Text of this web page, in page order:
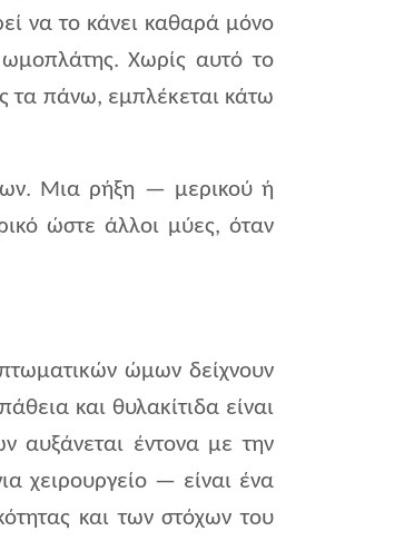
να το κάνει καθαρά μόνο
Χωρίς αυτό το
τα πάνω, εμπλέκεται κάτω
Μια ρήξη — μερικού ή
ώστε άλλοι μύες, όταν
ώμων δείχνουν
και θυλακίτιδα είναι
αυξάνεται έντονα με την
χειρουργείο — είναι ένα
και των στόχων του